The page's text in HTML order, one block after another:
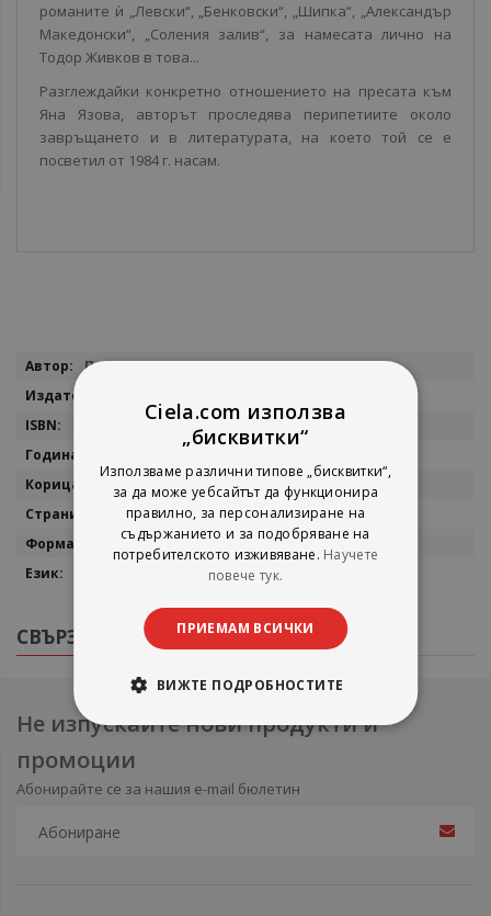
романите ѝ „Левски“, „Бенковски“, „Шипка“, „Александър
Македонски“, „Соления залив“, за намесата лично на
Тодор Живков в това...
Разглеждайки конкретно отношението на пресата към
Яна Язова, авторът проследява перипетиите около
завръщането и в литературата, на което той се е
посветил от 1984 г. насам.
Повече
информация
Петър Величков
9786190115885
248 + 24 страници снимков материал
13x20
СВЪРЗАНИ ПРОДУКТИ
Не изпускайте нови продукти и
промоции
Абонирайте се за нашия e-mail бюлетин
Ciela.com използва
„бисквитки“
Използваме различни типове „бисквитки“,
за да може уебсайтът да функционира
правилно, за персонализиране на
съдържанието и за подобряване на
потребителското изживяване. Научете
повече тук.
ПРИЕМАМ ВСИЧКИ
ВИЖТЕ ПОДРОБНОСТИТЕ